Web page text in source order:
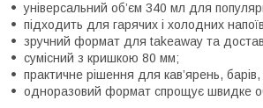
універсальний об’єм 340 мл для
підходить для гарячих і холодних
зручний формат для takeaway та
сумісний з кришкою 80 мм;
практичне рішення для кав’ярень,
одноразовий формат спрощує швидке